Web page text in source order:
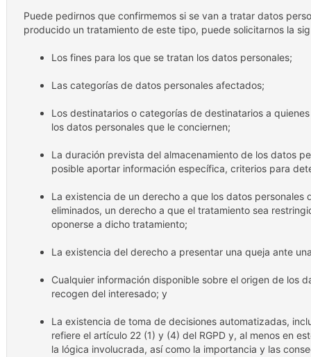
Puede pedirnos que confirmemos si se van a tratar datos
producido un tratamiento de este tipo, puede solicitarnos la
Los fines para los que se tratan los datos personales;
Las categorías de datos personales afectados;
Los destinatarios o categorías de destinatarios a
los datos personales que le conciernen;
La duración prevista del almacenamiento de los datos
posible aportar información específica, criterios para
La existencia de un derecho a que los datos personales
eliminados, un derecho a que el tratamiento sea
oponerse a dicho tratamiento;
La existencia del derecho a presentar una queja ante
Cualquier información disponible sobre el origen de los
recogen del interesado; y
La existencia de toma de decisiones automatizadas,
refiere el artículo 22 (1) y (4) del RGPD y, al menos en
la lógica involucrada, así como la importancia y las